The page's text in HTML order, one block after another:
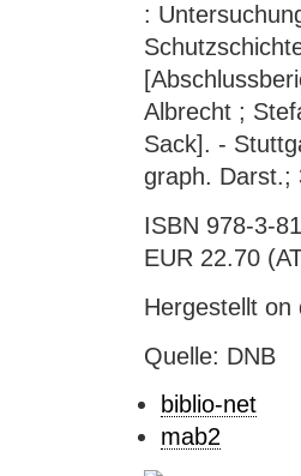
:
Albrecht ;
Sack]. -
graph. Darst.;
ISBN 978-3-
EUR 22.70
Hergestellt on
Quelle: DNB
biblio-net
mab2